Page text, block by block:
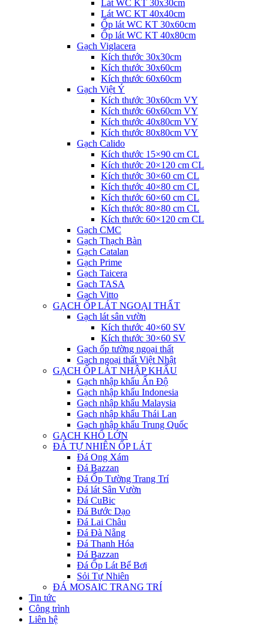
Lát WC KT 30x30cm
Lát WC KT 40x40cm
Ốp lát WC KT 30x60cm
Ốp lát WC KT 40x80cm
Gạch Viglacera
Kích thước 30x30cm
Kích thước 30x60cm
Kích thước 60x60cm
Gạch Việt Ý
Kích thước 30x60cm VY
Kích thước 60x60cm VY
Kích thước 40x80cm VY
Kích thước 80x80cm VY
Gạch Calido
Kích thước 15×90 cm CL
Kích thước 20×120 cm CL
Kích thước 30×60 cm CL
Kích thước 40×80 cm CL
Kích thước 60×60 cm CL
Kích thước 80×80 cm CL
Kích thước 60×120 cm CL
Gạch CMC
Gạch Thạch Bàn
Gạch Catalan
Gạch Prime
Gạch Taicera
Gạch TASA
Gạch Vitto
GẠCH ỐP LÁT NGOẠI THẤT
Gạch lát sân vườn
Kích thước 40×60 SV
Kích thước 30×60 SV
Gạch ốp tường ngoại thất
Gạch ngoại thất Việt Nhật
GẠCH ỐP LÁT NHẬP KHẨU
Gạch nhập khẩu Ấn Độ
Gạch nhập khẩu Indonesia
Gạch nhập khẩu Malaysia
Gạch nhập khẩu Thái Lan
Gạch nhập khẩu Trung Quốc
GẠCH KHỔ LỚN
ĐÁ TỰ NHIÊN ỐP LÁT
Đá Ong Xám
Đá Bazzan
Đá Ốp Tường Trang Trí
Đá lát Sân Vườn
Đá CuBic
Đá Bước Dạo
Đá Lai Châu
Đá Đà Nẵng
Đá Thanh Hóa
Đá Bazzan
Đá Ốp Lát Bể Bơi
Sỏi Tự Nhiên
ĐÁ MOSAIC TRANG TRÍ
Tin tức
Công trình
Liên hệ